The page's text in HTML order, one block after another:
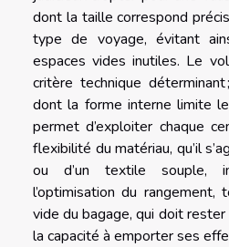
dont la taille correspond
type de voyage, évitant
espaces vides inutiles. Le
critère technique
dont la forme interne limite
permet d’exploiter chaque
flexibilité du matériau, qu’il
ou d’un textile souple,
l’optimisation du
vide du bagage, qui doit
la capacité à emporter ses